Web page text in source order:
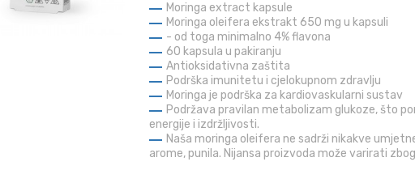
Moringa extract kapsule
Moringa oleifera ekstrakt 650 mg u kapsuli
- od toga minimalno 4% flavona
60 kapsula u pakiranju
Antioksidativna zaštita
Podrška imunitetu i cjelokupnom zdravlju
Moringa je podrška za kardiovaskularni sustav
Podržava pravilan metabolizam glukoze, što
energije i izdržljivosti.
Naša moringa oleifera ne sadrži nikakve
arome, punila. Nijansa proizvoda može varirati